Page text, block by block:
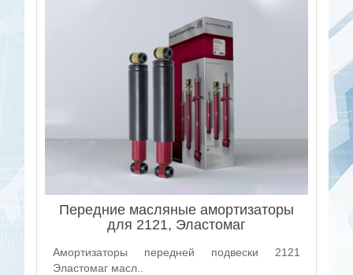
Передние масляные амортизаторы
для 2121, Эластомаг
Амортизаторы передней подвески 2121
Эластомаг масл..